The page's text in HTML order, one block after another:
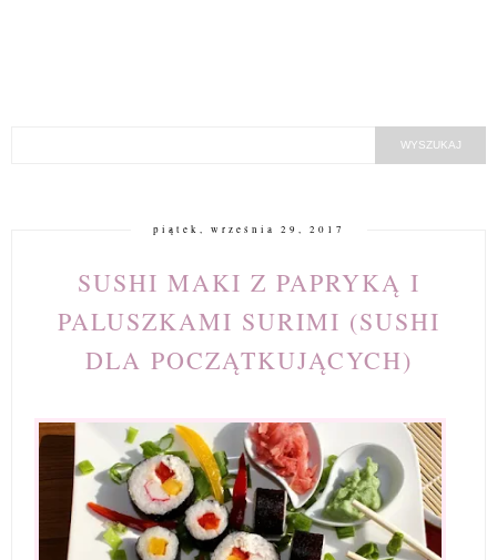
piątek, września 29, 2017
SUSHI MAKI Z PAPRYKĄ I
PALUSZKAMI SURIMI (SUSHI
DLA POCZĄTKUJĄCYCH)